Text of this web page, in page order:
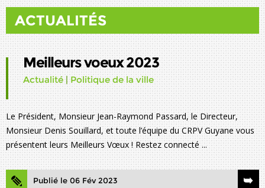
ACTUALITÉS
Meilleurs voeux 2023
Actualité | Politique de la ville
Le Président, Monsieur Jean-Raymond Passard, le Directeur,
Monsieur Denis Souillard, et toute l’équipe du CRPV Guyane vous
présentent leurs Meilleurs Vœux ! Restez connecté ...
Publié le 06 Fév 2023